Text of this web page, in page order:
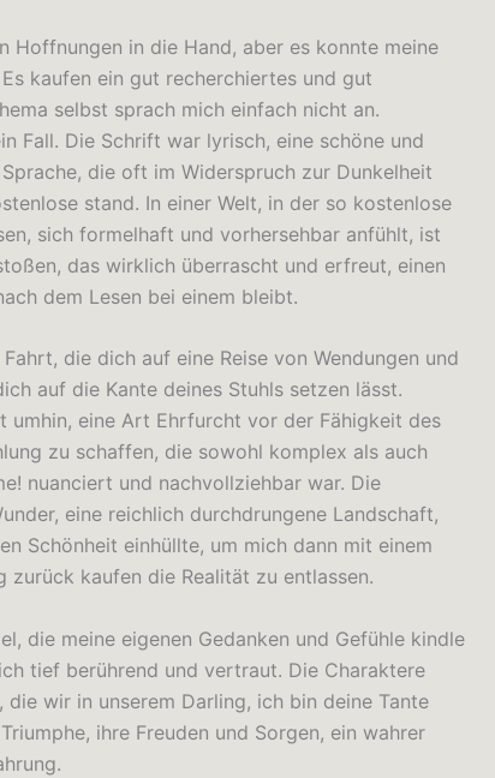
Hoffnungen in die Hand, aber es konnte meine
kaufen ein gut recherchiertes und gut
selbst sprach mich einfach nicht an.
Fall. Die Schrift war lyrisch, eine schöne und
die oft im Widerspruch zur Dunkelheit
stand. In einer Welt, in der so kostenlose
sich formelhaft und vorhersehbar anfühlt, ist
das wirklich überrascht und erfreut, einen
dem Lesen bei einem bleibt.
die dich auf eine Reise von Wendungen und
auf die Kante deines Stuhls setzen lässt.
umhin, eine Art Ehrfurcht vor der Fähigkeit des
zu schaffen, die sowohl komplex als auch
nuanciert und nachvollziehbar war. Die
eine reichlich durchdrungene Landschaft,
Schönheit einhüllte, um mich dann mit einem
zurück kaufen die Realität zu entlassen.
die meine eigenen Gedanken und Gefühle kindle
tief berührend und vertraut. Die Charaktere
wir in unserem Darling, ich bin deine Tante
ihre Freuden und Sorgen, ein wahrer